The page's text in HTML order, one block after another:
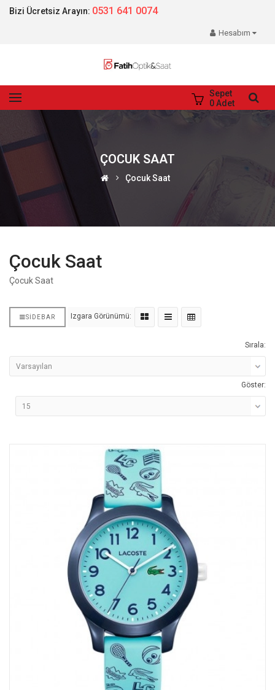
Bizi Ücretsiz Arayın: 0531 641 0074
Hesabım
Sepet
0Adet
ÇOCUK SAAT
Çocuk Saat
Çocuk Saat
Çocuk Saat
SIDEBAR Izgara Görünümü:
Sırala:
Göster: